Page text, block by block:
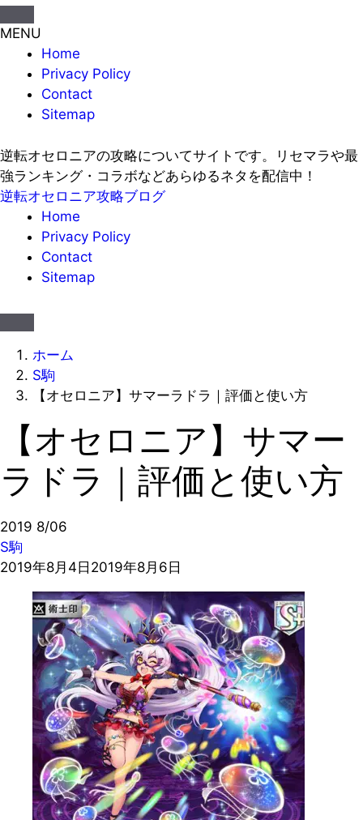
MENU
Home
Privacy Policy
Contact
Sitemap
逆転オセロニアの攻略についてサイトです。リセマラや最
強ランキング・コラボなどあらゆるネタを配信中！
逆転オセロニア攻略ブログ
Home
Privacy Policy
Contact
Sitemap
ホーム
S駒
【オセロニア】サマーラドラ｜評価と使い方
【オセロニア】サマー
ラドラ｜評価と使い方
2019 8/06
S駒
2019年8月4日 2019年8月6日